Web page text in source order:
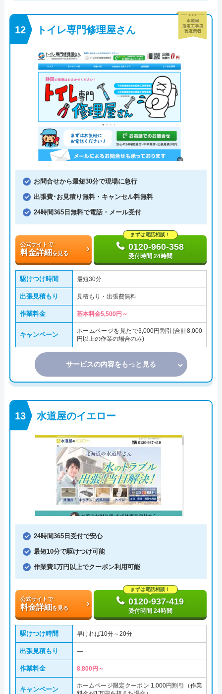
トイレ専門修理屋さん
お問合せから最短30分で現場に急行
出張費･お見積り無料・キャンセル料無料
24時間365日無料で電話・メール受付
公式サイトで
料金詳細を見る
まずは電話相談！
0120-960-358
受付時間 24時間
駆けつけ時間 最短30分
出張見積もり 見積もり・出張費無料
作業料金 基本料金5,500円～
キャンペーン
ホームページを見たで3,000円割引(合計8,000
円以上の作業の場合のみ)
サービスの内容をもっと見る
水道屋のイエロー
24時間365日受付で安心
最短10分で駆けつけ可能
作業費1万円以上でクーポン利用可能
公式サイトで
料金詳細を見る
まずは電話相談！
0120-937-419
受付時間 24時間
駆けつけ時間 早ければ10分～20分
出張見積もり ―
作業料金 8,800円～
キャンペーン
ホームページ限定クーポン 1,000円割引（作業